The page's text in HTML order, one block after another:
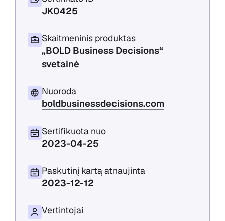
JK0425
Skaitmeninis produktas
„BOLD Business Decisions“
svetainė
Nuoroda
boldbusinessdecisions.com
Sertifikuota nuo
2023-04-25
Paskutinį kartą atnaujinta
2023-12-12
Vertintojai